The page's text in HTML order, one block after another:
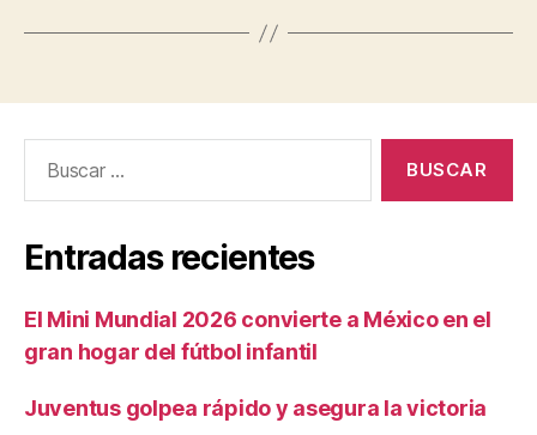
Entradas recientes
El Mini Mundial 2026 convierte a México en el
gran hogar del fútbol infantil
Juventus golpea rápido y asegura la victoria